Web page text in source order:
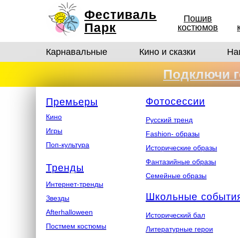
Фестиваль
Парк
Пошив
костюмов
Кино и сказки
Карнавальные
Подключи
Премьеры Фотосеcсии
Кино
Игры
Поп-культура
Тренды
Интернет-тренды
Звезды
Afterhalloween
Постмем костюмы
Русский тренд
Fashion- образы
Исторические образы
Фантазийные образы
Семейные образы
Школьные
Исторический бал
Литературные герои